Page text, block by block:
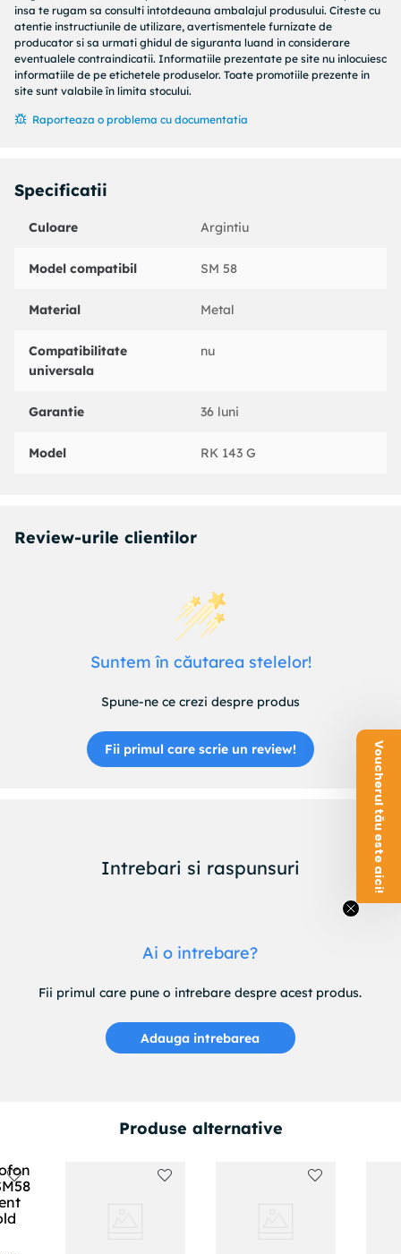
insa te rugam sa consulti intotdeauna ambalajul produsului. Citeste cu
atentie instructiunile de utilizare, avertismentele furnizate de
producator si sa urmati ghidul de siguranta luand in considerare
eventualele contraindicatii. Informatiile prezentate pe site nu inlocuiesc
informatiile de pe etichetele produselor. Toate promotiile prezente in
site sunt valabile în limita stocului.
Raporteaza o problema cu documentatia
Specificatii
Culoare Argintiu
Model compatibil SM 58
Material Metal
Compatibilitate
universala
nu
Garantie 36 luni
Model RK 143 G
Review-urile clientilor
Suntem în căutarea stelelor!
Spune-ne ce crezi despre produs
Fii primul care scrie un review!
Intrebari si raspunsuri
Ai o intrebare?
Fii primul care pune o intrebare despre acest produs.
Adauga intrebarea
Produse alternative
Voucherul tău este aici!